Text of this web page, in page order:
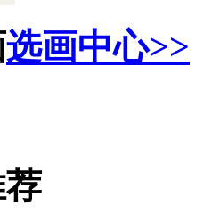
选画中心>>